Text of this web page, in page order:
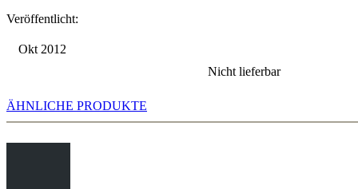
Veröffentlicht:
Okt 2012
Nicht lieferbar
ÄHNLICHE PRODUKTE